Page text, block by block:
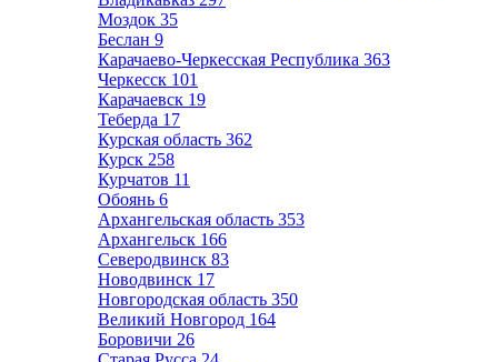
Моздок 35
Беслан 9
Карачаево-Черкесская Республика 363
Черкесск 101
Карачаевск 19
Теберда 17
Курская область 362
Курск 258
Курчатов 11
Обоянь 6
Архангельская область 353
Архангельск 166
Северодвинск 83
Новодвинск 17
Новгородская область 350
Великий Новгород 164
Боровичи 26